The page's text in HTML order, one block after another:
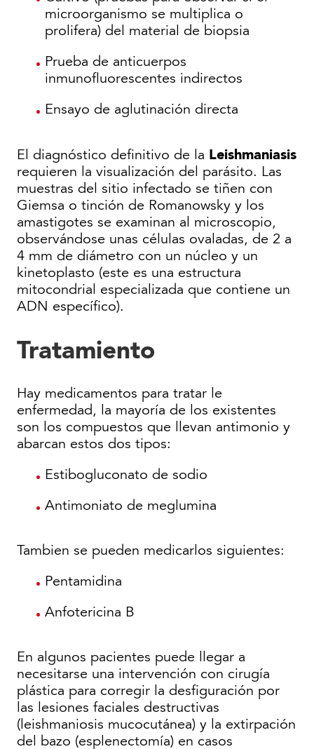
microorganismo se multiplica o
prolifera) del material de biopsia
Prueba de anticuerpos
inmunofluorescentes indirectos
Ensayo de aglutinación directa
El diagnóstico definitivo de la Leishmaniasis
requieren la visualización del parásito. Las
muestras del sitio infectado se tiñen con
Giemsa o tinción de Romanowsky y los
amastigotes se examinan al microscopio,
observándose unas células ovaladas, de 2 a
4 mm de diámetro con un núcleo y un
kinetoplasto (este es una estructura
mitocondrial especializada que contiene un
ADN específico).
Tratamiento
Hay medicamentos para tratar le
enfermedad, la mayoría de los existentes
son los compuestos que llevan antimonio y
abarcan estos dos tipos:
Estibogluconato de sodio
Antimoniato de meglumina
Tambien se pueden medicarlos siguientes:
Pentamidina
Anfotericina B
En algunos pacientes puede llegar a
necesitarse una intervención con cirugía
plástica para corregir la desfiguración por
las lesiones faciales destructivas
(leishmaniosis mucocutánea) y la extirpación
del bazo (esplenectomía) en casos